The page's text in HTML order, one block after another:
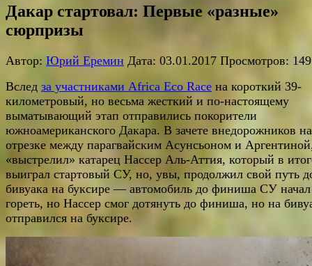
Дакар стартовал: Первые «разные»
сюрпризы
Автор: Юрий Еремин Дата: 03.01.2017 Просмотров:
Вслед за участниками Africa Eco Race на короткий 39-
километровый, но весьма жесткий и по-настоящему
выматывающий этап отправились покорители
южноамериканского Дакара. В зачете внедорожников на
отрезке между парагвайским Асунсьоном и
«выстрелил» катарец Нассер Аль-Аттия, который в
выиграл стартовый СУ, но, увы, продолжил свой путь
бивуака на буксире — автомобиль до финиша СУ начал
гореть, но Нассер смог дотянуть до финиша, но на
отправился на буксире.